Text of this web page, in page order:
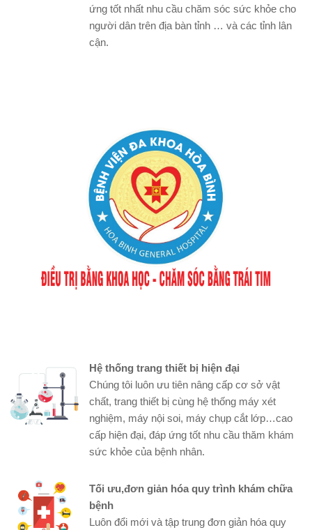
ứng tốt nhất nhu cầu chăm sóc sức khỏe cho
người dân trên địa bàn tỉnh … và các tỉnh lân
cận.
Hệ thống trang thiết bị hiện đại
Chúng tôi luôn ưu tiên nâng cấp cơ sở vật
chất, trang thiết bị cùng hệ thống máy xét
nghiệm, máy nội soi, máy chụp cắt lớp…cao
cấp hiện đại, đáp ứng tốt nhu cầu thăm khám
sức khỏe của bệnh nhân.
Tối ưu,đơn giản hóa quy trình khám chữa
bệnh
Luôn đổi mới và tập trung đơn giản hóa quy